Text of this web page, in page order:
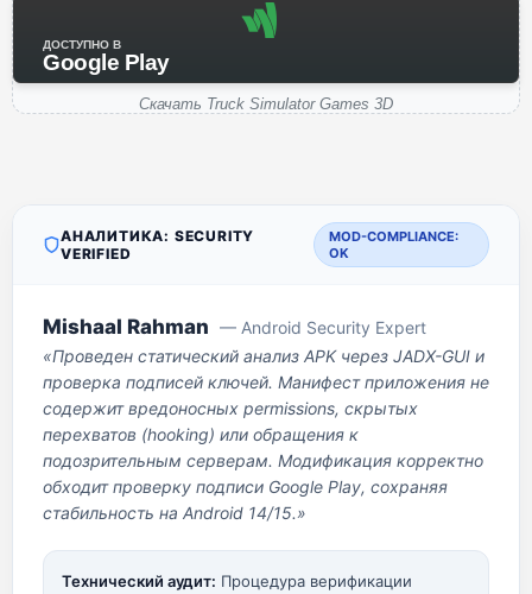
ДОСТУПНО В
Google Play
Скачать Truck Simulator Games 3D
АНАЛИТИКА: SECURITY
VERIFIED
MOD-COMPLIANCE:
OK
Mishaal Rahman — Android Security Expert
«Проведен статический анализ APK через JADX-GUI и
проверка подписей ключей. Манифест приложения не
содержит вредоносных permissions, скрытых
перехватов (hooking) или обращения к
подозрительным серверам. Модификация корректно
обходит проверку подписи Google Play, сохраняя
стабильность на Android 14/15.»
Технический аудит: Процедура верификации